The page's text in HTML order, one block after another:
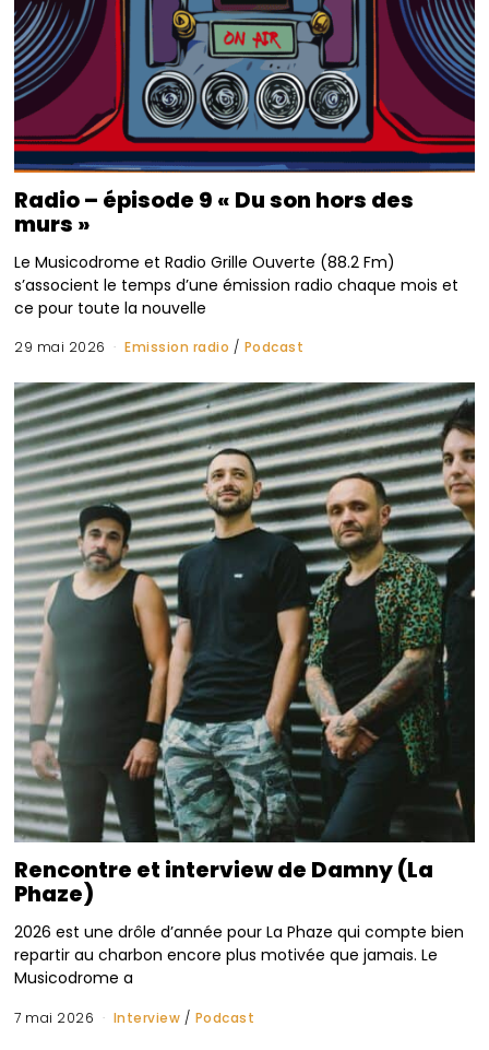
Radio – épisode 9 « Du son hors des
murs »
Le Musicodrome et Radio Grille Ouverte (88.2 Fm)
s’associent le temps d’une émission radio chaque mois et
ce pour toute la nouvelle
29 mai 2026 Emission radio / Podcast
Rencontre et interview de Damny (La
Phaze)
2026 est une drôle d’année pour La Phaze qui compte bien
repartir au charbon encore plus motivée que jamais. Le
Musicodrome a
7 mai 2026 Interview / Podcast